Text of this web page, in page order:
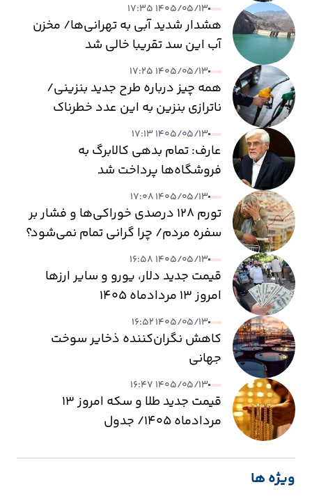
۱۴۰۵/۰۵/۱۳ ۱۷:۳۵
هشدار شدید آبی به تهرانی‌ها/ مخزن
آب این سد تقریبا خالی شد
۱۴۰۵/۰۵/۱۳ ۱۷:۲۵
همه چیز درباره طرح جدید بنزینی/
ناترازی بنزین به این عدد خطرناک
می‌رسد
۱۴۰۵/۰۵/۱۳ ۱۷:۱۳
عارف: تمام بدهی کالابرگ به
فروشگاه‌ها پرداخت شد
۱۴۰۵/۰۵/۱۳ ۱۷:۰۸
تورم ۱۲۸ درصدی خوراکی‌ها و فشار بر
سفره مردم/ چرا گرانی تمام نمی‌شود؟
۱۴۰۵/۰۵/۱۳ ۱۶:۵۸
قیمت جدید دلار، یورو و سایر ارزها
امروز ۱۳ مردادماه ۱۴۰۵
۱۴۰۵/۰۵/۱۳ ۱۶:۵۲
کاهش نگران‌کننده ذخایر سوخت
جهانی
۱۴۰۵/۰۵/۱۳ ۱۶:۴۷
قیمت جدید طلا و سکه امروز ۱۳
مردادماه ۱۴۰۵/ جدول
ویژه ها